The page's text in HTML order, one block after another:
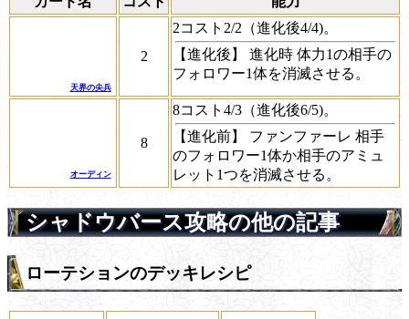
天界の尖兵
2
2コスト2/2（進化後4/4)。
【進化後】 進化時 体力1の相手の
フォロワー1体を消滅させる。
オーディン
8
8コスト4/3（進化後6/5)。
【進化前】 ファンファーレ 相手
のフォロワー1体か相手のアミュ
レット1つを消滅させる。
シャドウバース攻略の他の記事
ローテションのデッキレシピ